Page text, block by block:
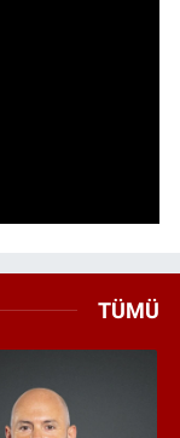
TÜMÜ